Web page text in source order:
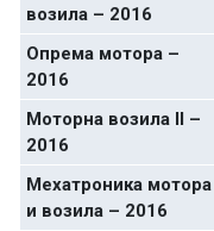
возила – 2016
Опрема мотора –
2016
Моторна возила II –
2016
Мехатроника мотора
и возила – 2016